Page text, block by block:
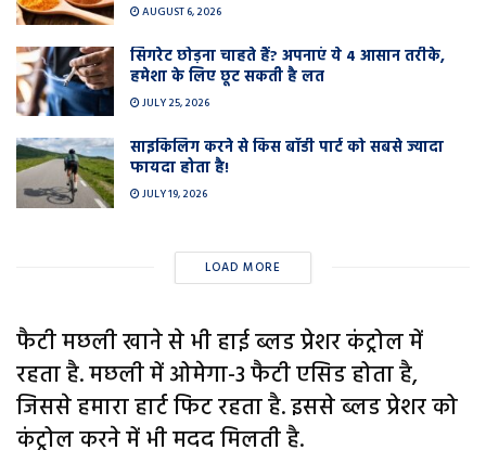
AUGUST 6, 2026
सिगरेट छोड़ना चाहते हैं? अपनाएं ये 4 आसान तरीके,
हमेशा के लिए छूट सकती है लत
JULY 25, 2026
साइकिलिंग करने से किस बॉडी पार्ट को सबसे ज्यादा
फायदा होता है!
JULY 19, 2026
LOAD MORE
फैटी मछली खाने से भी हाई ब्लड प्रेशर कंट्रोल में
रहता है. मछली में ओमेगा-3 फैटी एसिड होता है,
जिससे हमारा हार्ट फिट रहता है. इससे ब्लड प्रेशर को
कंट्रोल करने में भी मदद मिलती है.